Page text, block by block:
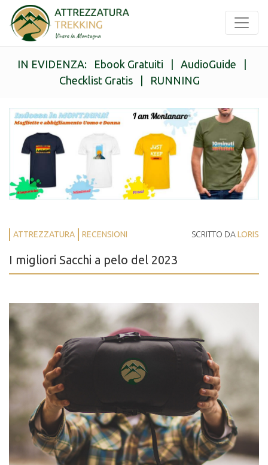
IN EVIDENZA: Ebook Gratuiti AudioGuide
Checklist Gratis| RUNNING
ATTREZZATURA RECENSIONI SCRITTO DALORIS
I migliori Sacchi a pelo del 2023